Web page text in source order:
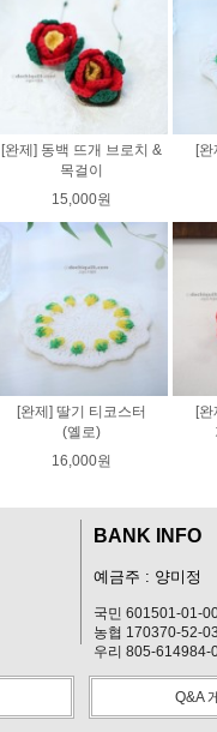
[완제] 동백 뜨개 브로치 &
목걸이
15,000원
[완
[완제] 딸기 티코스터
(옐로)
16,000원
[완
BANK INFO
예금주 : 양미정
국민 601501-01-
농협 170370-52-
우리 805-614984-
Q&A